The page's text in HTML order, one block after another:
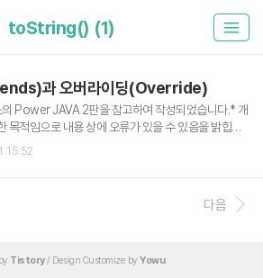
toString() (1)
과 오버라이딩(Override)
Power JAVA 2판을 참고하여 작성되었습니다.* 개
목적임으로 내용 상에 오류가 있을 수 있음을 밝힙니
상속이란 자식 클래스(서브 클래스)에서 부모 클래
{ return speed; } public void setSpeed(int spe
} class Car extends Vehicle { } public ..
15:52
다음
Tistory/ Design Customize by Yowu